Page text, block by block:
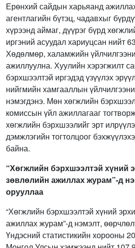
Ерөнхий сайдын харьяанд
агентлагийн бүтэц, чадавхыг
хүрээнд аймаг, дүүрэг бүрд
иргэний асуудал хариуцсан нийт
Хөдөлмөр, халамжийн
ажиллуулна. Хуулийн хэрэгжилт
бэрхшээлтэй иргэдэд үзүүлэх
нийгмийн хамгааллын
нэмэгдэнэ. Мөн хөгжлийн
комиссын үйл ажиллагааг
хөгжлийн бэрхшээлийг эрт
дэмжлэгийн тогтолцоог
байна.
“Хөгжлийн бэрхшээлтэй хүний
зөвлөлийн ажиллах журам”-д
орууллаа
“Хөгжлийн бэрхшээлтэй хүний
ажиллах журам”-д нэмэлт,
Үндэсний статистикийн хорооны